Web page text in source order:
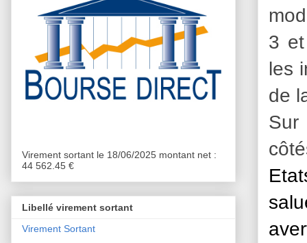
3
les
de
Sur
Virement sortant le 18/06/2025 montant net :
44 562.45 €
Libellé virement sortant
Virement Sortant